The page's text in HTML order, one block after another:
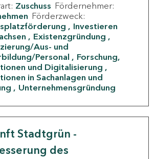
Zuschuss Fördernehmer:
Förderzweck:
Investieren
Existenzgründung
Aus- und
Personal
Forschung,
und Digitalisierung
in Sachanlagen und
Unternehmensgründung
Stadtgrün -
des